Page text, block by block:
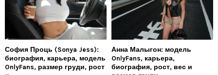
София Проць (Sonya Jess):
биография, карьера, модель
OnlyFans, размер груди, рост
Анна Малыгон: модель
OnlyFans, карьера,
биография, рост, вес и